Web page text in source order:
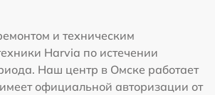
и техническим
Harvia по истечении
Наш центр в Омске работает
официальной авторизации от